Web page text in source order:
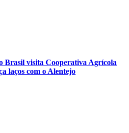
visita Cooperativa Agrícola
laços com o Alentejo